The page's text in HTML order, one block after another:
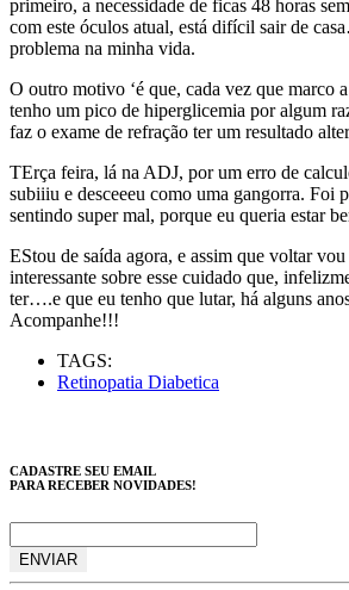
primeiro, a necessidade de ficas 48 horas
com este óculos atual, está difícil sair de
problema na minha vida.
O outro motivo ‘é que, cada vez que marco
tenho um pico de hiperglicemia por algum
faz o exame de refração ter um resultado
TErça feira, lá na ADJ, por um erro de
subiiiu e desceeeu como uma gangorra. Foi
sentindo super mal, porque eu queria estar
EStou de saída agora, e assim que voltar
interessante sobre esse cuidado que,
ter….e que eu tenho que lutar, há alguns
Acompanhe!!!
TAGS:
Retinopatia Diabetica
CADASTRE SEU EMAIL
PARA RECEBER NOVIDADES!